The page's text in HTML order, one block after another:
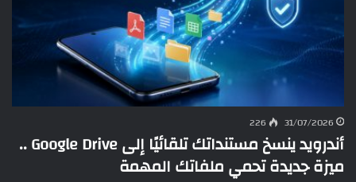
31/07/2026
226
أندرويد ينسخ مستنداتك تلقائيًا إلى Google Drive ..
ميزة جديدة تحمي ملفاتك المهمة